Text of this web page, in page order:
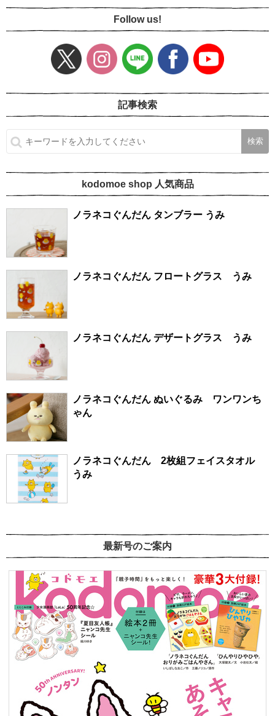
Follow us!
記事検索
kodomoe shop 人気商品
ノラネコぐんだん タンブラー うみ
ノラネコぐんだん フロートグラス うみ
ノラネコぐんだん デザートグラス うみ
ノラネコぐんだん ぬいぐるみ ワンワンち
ゃん
ノラネコぐんだん 2枚組フェイスタオル
うみ
最新号のご案内